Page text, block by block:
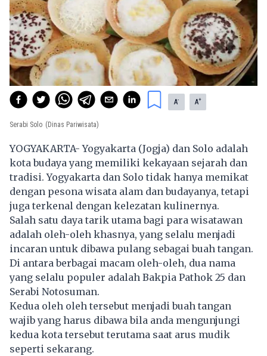
A- A+
Serabi Solo (Dinas Pariwisata)
YOGYAKARTA- Yogyakarta (Jogja) dan Solo adalah
kota budaya yang memiliki kekayaan sejarah dan
tradisi. Yogyakarta dan Solo tidak hanya memikat
dengan pesona wisata alam dan budayanya, tetapi
juga terkenal dengan kelezatan kulinernya.
Salah satu daya tarik utama bagi para wisatawan
adalah oleh-oleh khasnya, yang selalu menjadi
incaran untuk dibawa pulang sebagai buah tangan.
Di antara berbagai macam oleh-oleh, dua nama
yang selalu populer adalah Bakpia Pathok 25 dan
Serabi Notosuman.
Kedua oleh oleh tersebut menjadi buah tangan
wajib yang harus dibawa bila anda mengunjungi
kedua kota tersebut terutama saat arus mudik
seperti sekarang.